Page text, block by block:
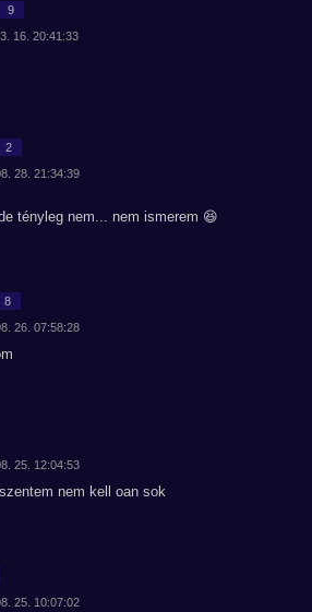
9
16. 20:41:33
2
28. 21:34:39
tényleg nem... nem ismerem 😆
8
26. 07:58:28
25. 12:04:53
nem kell oan sok
25. 10:07:02